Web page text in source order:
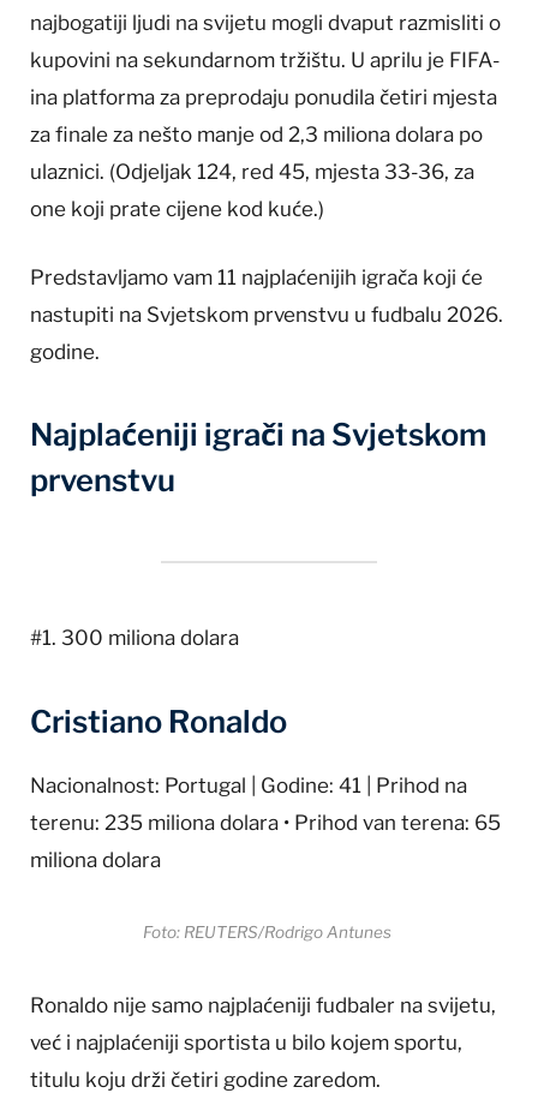
najbogatiji ljudi na svijetu mogli dvaput razmisliti o
kupovini na sekundarnom tržištu. U aprilu je FIFA-
ina platforma za preprodaju ponudila četiri mjesta
za finale za nešto manje od 2,3 miliona dolara po
ulaznici. (Odjeljak 124, red 45, mjesta 33-36, za
one koji prate cijene kod kuće.)
Predstavljamo vam 11 najplaćenijih igrača koji će
nastupiti na Svjetskom prvenstvu u fudbalu 2026.
godine.
Najplaćeniji igrači na Svjetskom
prvenstvu
#1. 300 miliona dolara
Cristiano Ronaldo
Nacionalnost: Portugal | Godine: 41 | Prihod na
terenu: 235 miliona dolara • Prihod van terena: 65
miliona dolara
Foto: REUTERS/Rodrigo Antunes
Ronaldo nije samo najplaćeniji fudbaler na svijetu,
već i najplaćeniji sportista u bilo kojem sportu,
titulu koju drži četiri godine zaredom.